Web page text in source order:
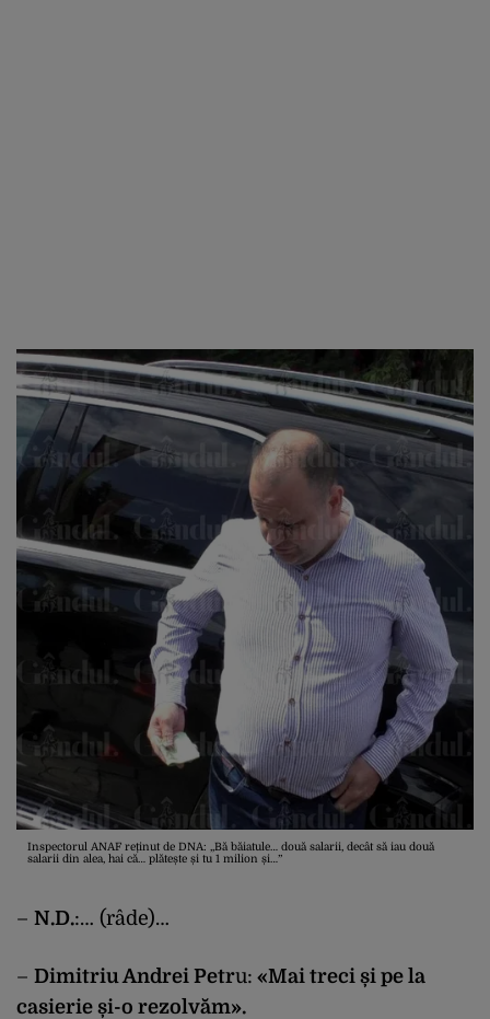
Inspectorul ANAF reținut de DNA: „Bă băiatule… două salarii, decât să iau două
salarii din alea, hai că… plătește și tu 1 milion și…”
– N.D.:… (râde)…
– Dimitriu Andrei Petru: «Mai treci și pe la
casierie și-o rezolvăm».